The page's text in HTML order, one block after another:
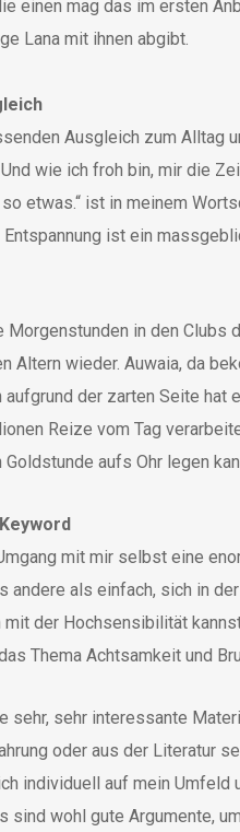
einen mag das im ersten
Lana mit ihnen abgibt.
Ausgleich zum
wie ich froh bin, mir die
etwas.“ ist in meinem
ist ein
in den
Altern wieder. Auwaia, da
der zarten Seite
Reize vom Tag
aufs Ohr legen
mit mir selbst eine
andere als einfach, sich in
der Hochsensibilität
Thema Achtsamkeit und
sehr interessante
oder aus der Literatur
individuell auf mein
sind wohl gute Argumente,